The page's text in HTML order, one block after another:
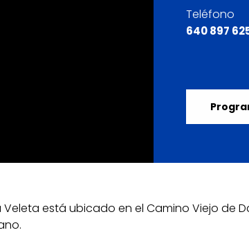
Teléfono
640 897
Veleta está ubicado en el Camino Viejo de